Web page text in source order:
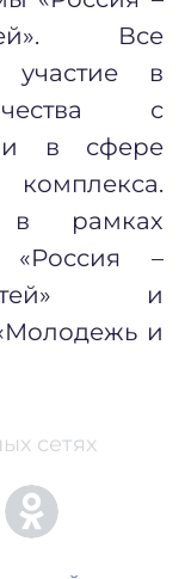
Все
участие в
с
в сфере
в рамках
«Россия –
и
и
сетях